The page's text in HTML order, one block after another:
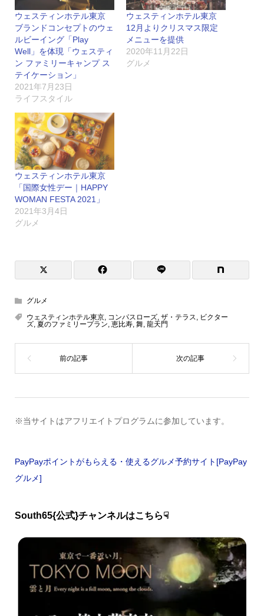
ウェスティンホテル東京
ブランドコンセプトのウェ
ルビーイング「Play
Well」を体現「ウェスティ
ン ファミリーキャンプ ス
テイケーション」
2021年7月23日
ライフスタイル
ウェスティンホテル東京
12月よりクリスマス限定
メニューを提供
2020年11月22日
グルメ
ウェスティンホテル東京
「国際女性デー｜HAPPY
WOMAN FESTA 2021」
2021年3月4日
グルメ
グルメ
ウェスティンホテル東京, コンパスローズ, ザ・テラス
ビクター
ズ, 夏のファミリープラン 恵比寿, 舞, 龍天門
※当サイトはアフリエイトプログラムに参加しています。
PayPayポイントがもらえる・使えるグルメ予約サイト[PayPay
グルメ]
South65{公式}チャンネルはこちら☟